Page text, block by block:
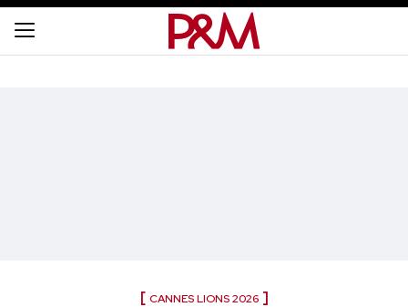
CANNES LIONS 2026